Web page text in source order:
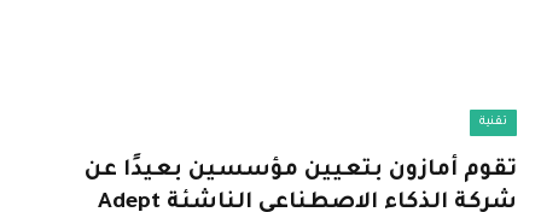
تقنية
تقوم أمازون بتعيين مؤسسين بعيدًا عن
شركة الذكاء الاصطناعي الناشئة Adept